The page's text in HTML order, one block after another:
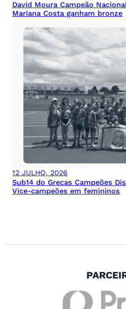
David Moura Campeão
Mariana Costa ganham bronze
12 JULHO, 2026
Sub14 do Grecas Campeões
Vice-campeões em femininos